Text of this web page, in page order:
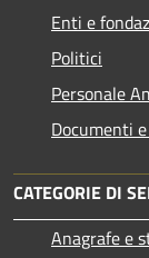
Enti e
Politici
Personale
Documenti
CATEGORIE DI
Anagrafe e